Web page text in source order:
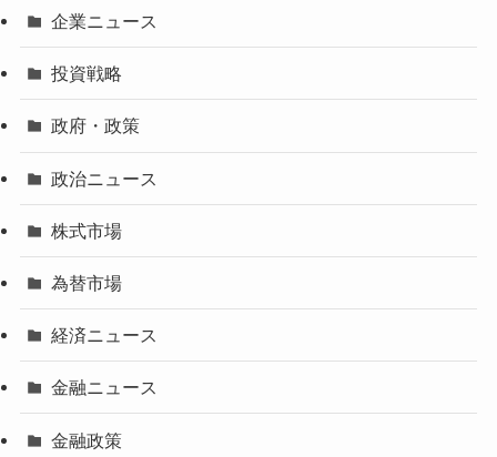
企業ニュース
投資戦略
政府・政策
政治ニュース
株式市場
為替市場
経済ニュース
金融ニュース
金融政策